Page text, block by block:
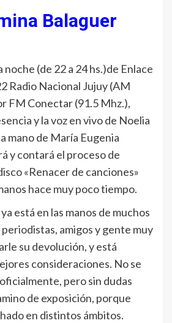
Balaguer
noche (de 22 a 24 hs.)de Enlace
Radio Nacional Jujuy (AM
FM Conectar (91.5 Mhz.),
y la voz en vivo de Noelia
mano de María Eugenia
y contará el proceso de
«Renacer de canciones»
hace muy poco tiempo.
está en las manos de muchos
amigos y gente muy
su devolución, y está
consideraciones. No se
pero sin dudas
de exposición, porque
en distintos ámbitos.